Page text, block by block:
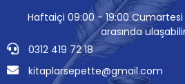
Haftaiçi 09:00 - 19:00 Cumartesi
arasında
0312 419 72 18
kitaplarsepette@gmail.com